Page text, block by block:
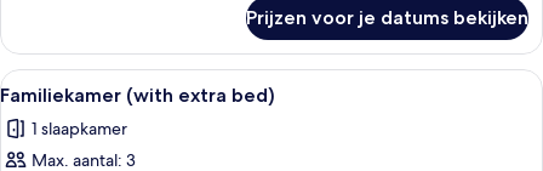
kamer
Prijzen voor je datums bekijken
Alle
foto's
voor
Familiekamer
Een minibar, een kluis op de kamer,
5
Familiekamer (with extra bed)
1 slaapkamer
Max. aantal: 3